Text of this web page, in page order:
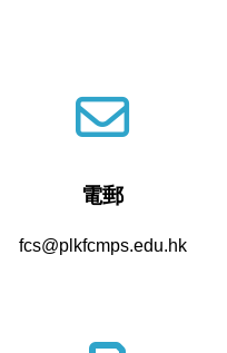
電郵
fcs@plkfcmps.edu.hk